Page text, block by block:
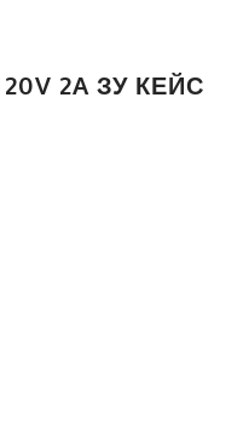
2A ЗУ КЕЙС